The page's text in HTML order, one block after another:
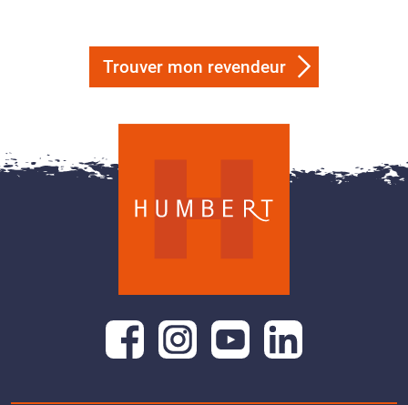
Trouver mon revendeur